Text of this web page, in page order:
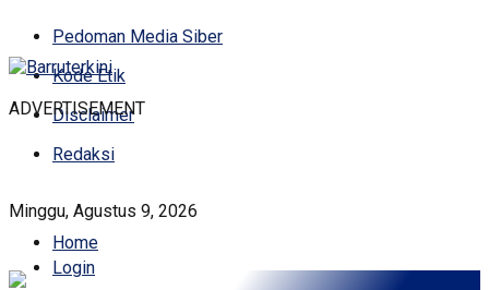
Pedoman Media Siber
Kode Etik
Disclaimer
Redaksi
Minggu, Agustus 9, 2026
Login
ADVERTISEMENT
Home